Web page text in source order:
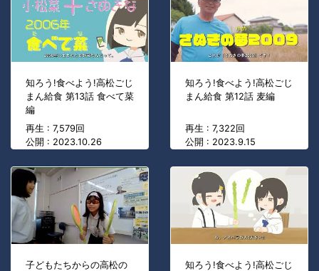
知ろう!食べよう!高松ごじ
まん給食 第13話 食べて菜
編
再生 : 7,579回
公開 : 2023.10.26
知ろう!食べよう!高松ごじ
まん給食 第12話 麦編
再生 : 7,322回
公開 : 2023.9.15
子どもたちからの高松の
知ろう!食べよう!高松ごじ